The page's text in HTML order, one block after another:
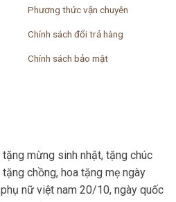
Phương thức vận chuyên
Chính sách đổi trả hàng
Chính sách bảo mật
mừng sinh nhật, tặng chúc
chồng, hoa tặng mẹ ngày
nữ việt nam 20/10, ngày quốc